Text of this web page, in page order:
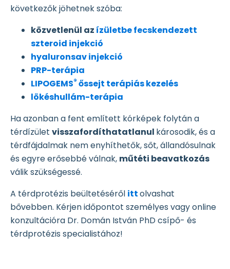
következők jöhetnek szóba:
közvetlenül az ízületbe fecskendezett
szteroid injekció
hyaluronsav injekció
PRP-terápia
LIPOGEMS® őssejt terápiás kezelés
lökéshullám-terápia
Ha azonban a fent említett kórképek folytán a
térdízület visszafordíthatatlanul károsodik, és a
térdfájdalmak nem enyhíthetők, sőt, állandósulnak
és egyre erősebbé válnak, műtéti beavatkozás
válik szükségessé.
A térdprotézis beültetéséről ittolvashat
bővebben. Kérjen időpontot személyes vagy online
konzultációra Dr. Domán István PhD csípő- és
térdprotézis specialistához!